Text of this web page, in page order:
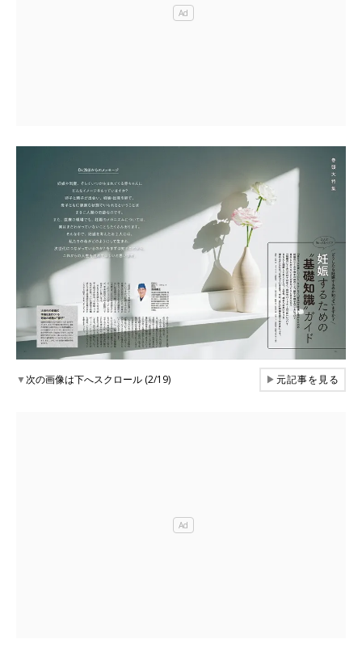
▼次の画像は下へスクロール (2/19) ▶元記事を見る